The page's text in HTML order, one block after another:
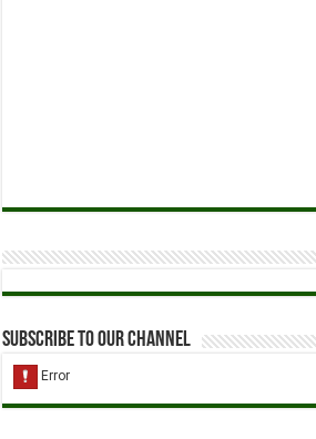
Subscribe to our Channel